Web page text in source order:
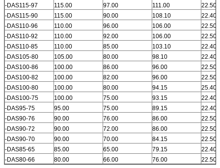
-DAS115-97
115.00 97.00 111.00
22.50
-DAS115-90
115.00 90.00 108.10
22.40
-DAS110-96
110.00 96.00 106.00
22.50
-DAS110-92
110.00 92.00 106.00
22.50
-DAS110-85
110.00 85.00 103.10
22.40
-DAS105-80
105.00 80.00 98.10
22.40
-DAS100-86
100.00 86.00 96.00
22.50
-DAS100-82
100.00 82.00 96.00
22.50
-DAS100-80
100.00 80.00 94.15
25.40
-DAS100-75
100.00 75.00 93.15
22.40
-DAS95-75
95.00 75.00 89.15
22.40
-DAS90-76
90.00 76.00 86.00
22.50
-DAS90-72
90.00 72.00 86.00
22.50
-DAS90-70
90.00 70.00 84.15
22.50
-DAS85-65
85.00 65.00 79.15
22.40
-DAS80-66
80.00 66.00 76.00 22.50